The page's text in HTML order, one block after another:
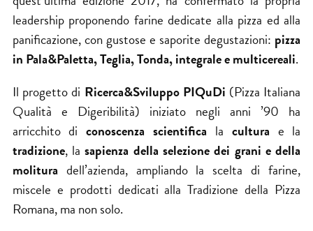
leadership proponendo farine dedicate alla pizza ed alla
panificazione, con gustose e saporite degustazioni: pizza
in Pala&Paletta, Teglia, Tonda, integrale e multicereali.
Il progetto di Ricerca&Sviluppo PIQuDi (Pizza Italiana
Qualità e Digeribilità) iniziato negli anni ’90 ha
arricchito diconoscenza scientifica la cultura e la
tradizione, lasapienza della selezione dei grani e della
molitura dell’azienda, ampliando la scelta di farine,
miscele e prodotti dedicati alla Tradizione della Pizza
Romana, ma non solo.